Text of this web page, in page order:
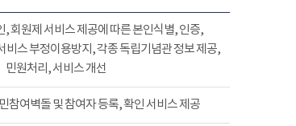
, 회원제 서비스 제공에 따른 본인식별, 인증,
비스 부정이용방지, 각종 독립기념관 정보 제공,
민원처리, 서비스 개선
참여벽돌 및 참여자 등록, 확인 서비스 제공